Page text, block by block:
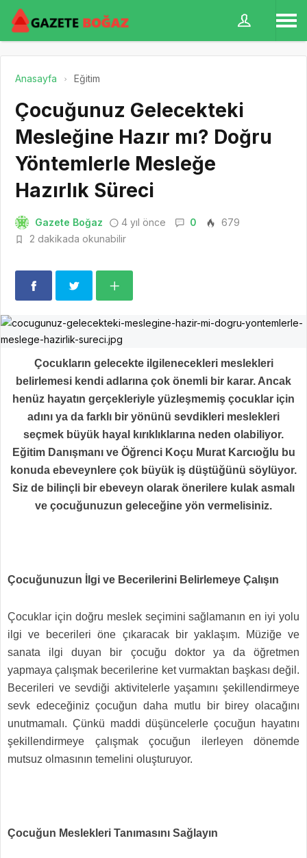
Anasayfa Eğitim
Çocuğunuz Gelecekteki
Mesleğine Hazır mı? Doğru
Yöntemlerle Mesleğe
Hazırlık Süreci
Gazete Boğaz 4 yıl önce 0
679
2 dakikada okunabilir
Çocukların gelecekte ilgilenecekleri meslekleri
belirlemesi kendi adlarına çok önemli bir karar. Ancak
henüz hayatın gerçekleriyle yüzleşmemiş çocuklar için
adını ya da farklı bir yönünü sevdikleri meslekleri
seçmek büyük hayal kırıklıklarına neden olabiliyor.
Eğitim Danışmanı ve Öğrenci Koçu Murat Karcıoğlu bu
konuda ebeveynlere çok büyük iş düştüğünü söylüyor.
Siz de bilinçli bir ebeveyn olarak önerilere kulak asmalı
ve çocuğunuzun geleceğine yön vermelisiniz.
Çocuğunuzun İlgi ve Becerilerini Belirlemeye Çalışın
Çocuklar için doğru meslek seçimini sağlamanın en iyi yolu
ilgi ve becerileri öne çıkaracak bir yaklaşım. Müziğe ve
sanata ilgi duyan bir çocuğu doktor ya da öğretmen
yapmaya çalışmak becerilerine ket vurmaktan başkası değil.
Becerileri ve sevdiği aktivitelerle yaşamını şekillendirmeye
sevk edeceğiniz çocuğun daha mutlu bir birey olacağını
unutmamalı. Çünkü maddi düşüncelerle çocuğun hayatını
şekillendirmeye çalışmak çocuğun ilerleyen dönemde
mutsuz olmasının temelini oluşturuyor.
Çocuğun Meslekleri Tanımasını Sağlayın